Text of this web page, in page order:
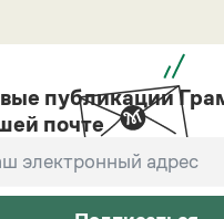
публикации
почте